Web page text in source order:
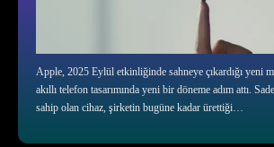
Apple, 2025 Eylül etkinliğinde sahneye çıkardığı yeni
akıllı telefon tasarımında yeni bir döneme adım attı.
sahip olan cihaz, şirketin bugüne kadar ürettiği…